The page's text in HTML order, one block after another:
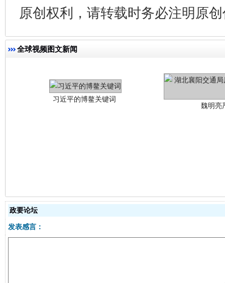
原创权利，请转载时务必注明原
全球视频图文新闻
魏明亮
政要论坛
发表感言：